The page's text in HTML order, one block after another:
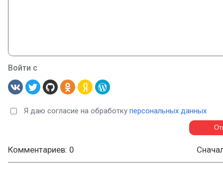
Войти с
Я даю согласие на обработку персональных данных
Комментариев: 0